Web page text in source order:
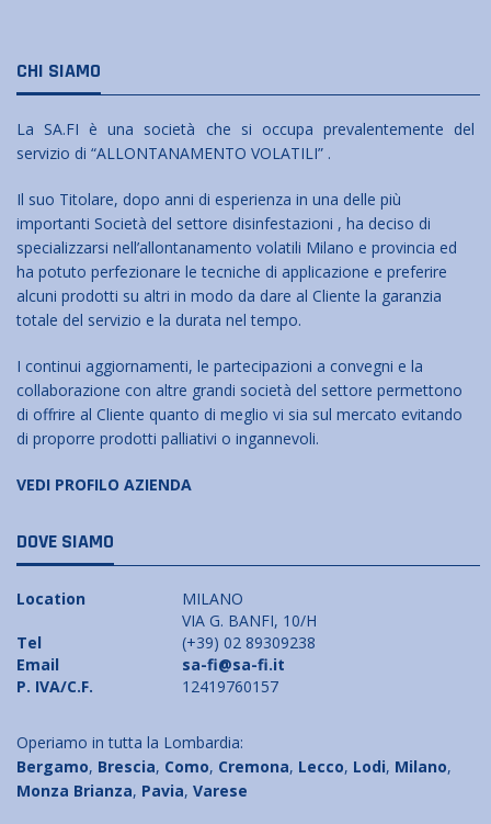
CHI SIAMO
La SA.FI è una società che si occupa prevalentemente del
servizio di “ALLONTANAMENTO VOLATILI” .
Il suo Titolare, dopo anni di esperienza in una delle più
importanti Società del settore disinfestazioni , ha deciso di
specializzarsi nell’allontanamento volatili Milano e provincia ed
ha potuto perfezionare le tecniche di applicazione e preferire
alcuni prodotti su altri in modo da dare al Cliente la garanzia
totale del servizio e la durata nel tempo.
I continui aggiornamenti, le partecipazioni a convegni e la
collaborazione con altre grandi società del settore permettono
di offrire al Cliente quanto di meglio vi sia sul mercato evitando
di proporre prodotti palliativi o ingannevoli.
VEDI PROFILO AZIENDA
DOVE SIAMO
Location
MILANO
VIA G. BANFI, 10/H
Tel
(+39) 02 89309238
Email
sa-fi@sa-fi.it
P. IVA/C.F.
12419760157
Operiamo in tutta la Lombardia:
Bergamo, Brescia, Como, Cremona, Lecco, Lodi, Milano,
Monza Brianza, Pavia, Varese